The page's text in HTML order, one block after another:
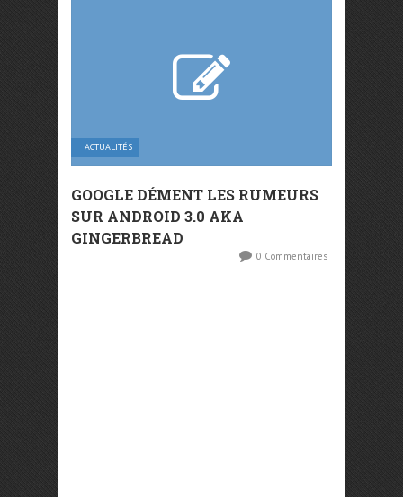
ACTUALITÉS
GOOGLE DÉMENT LES RUMEURS
SUR ANDROID 3.0 AKA
GINGERBREAD
0 Commentaires